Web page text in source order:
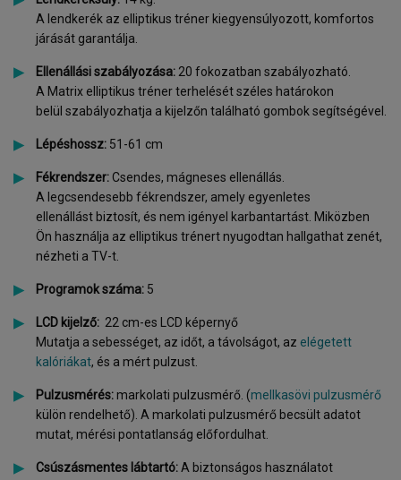
A lendkerék az elliptikus tréner kiegyensúlyozott, komfortos
járását garantálja.
Ellenállási szabályozása: 20 fokozatban szabályozható.
A Matrix elliptikus tréner terhelését széles határokon
belül szabályozhatja a kijelzőn található gombok segítségével.
Lépéshossz: 51-61 cm
Fékrendszer:Csendes, mágneses ellenállás.
A legcsendesebb fékrendszer, amely egyenletes
ellenállást biztosít, és nem igényel karbantartást. Miközben
Ön használja az elliptikus trénert nyugodtan hallgathat zenét,
nézheti a TV-t.
Programok száma: 5
LCD kijelző: 22 cm-es LCD képernyő
Mutatja a sebességet, az időt, a távolságot, az elégetett
kalóriákat, és a mért pulzust.
Pulzusmérés:markolati pulzusmérő. (mellkasövi pulzusmérő
külön rendelhető). A markolati pulzusmérő becsült adatot
mutat, mérési pontatlanság előfordulhat.
Csúszásmentes lábtartó:A biztonságos használatot